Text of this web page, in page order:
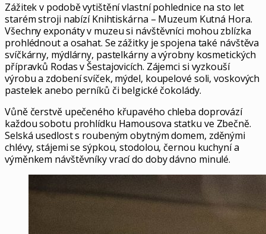
Zážitek v podobě vytištění vlastní pohlednice na sto let
starém stroji nabízí Knihtiskárna – Muzeum Kutná Hora.
Všechny exponáty v muzeu si návštěvníci mohou zblízka
prohlédnout a osahat. Se zážitky je spojena také návštěva
svíčkárny, mýdlárny, pastelkárny a výrobny kosmetických
přípravků Rodas v Šestajovicích. Zájemci si vyzkouší
výrobu a zdobení svíček, mýdel, koupelové soli, voskových
pastelek anebo perníků či belgické čokolády.
Vůně čerstvě upečeného křupavého chleba doprovází
každou sobotu prohlídku Hamousova statku ve Zbečně.
Selská usedlost s roubeným obytným domem, zděnými
chlévy, stájemi se sýpkou, stodolou, černou kuchyní a
výměnkem návštěvníky vrací do doby dávno minulé.